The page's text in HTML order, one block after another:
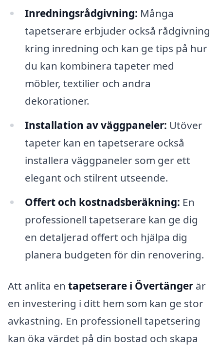
Inredningsrådgivning: Många
tapetserare erbjuder också rådgivning
kring inredning och kan ge tips på hur
du kan kombinera tapeter med
möbler, textilier och andra
dekorationer.
Installation av väggpaneler: Utöver
tapeter kan en tapetserare också
installera väggpaneler som ger ett
elegant och stilrent utseende.
Offert och kostnadsberäkning: En
professionell tapetserare kan ge dig
en detaljerad offert och hjälpa dig
planera budgeten för din renovering.
Att anlita en tapetserare i Övertänger är
en investering i ditt hem som kan ge stor
avkastning. En professionell tapetsering
kan öka värdet på din bostad och skapa